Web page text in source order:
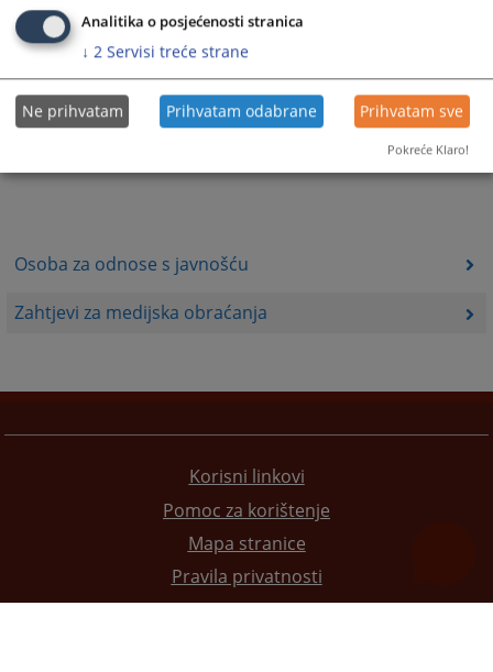
Osoba za odnose s javnošću
Zahtjevi za medijska obraćanja
Korisni linkovi
Pomoc za korištenje
Mapa stranice
Pravila privatnosti
Analitika o posjećenosti stranica
↓ 2 Servisi treće strane
Ne prihvatam Prihvatam odabrane Prihvatam sve
Pokreće Klaro!